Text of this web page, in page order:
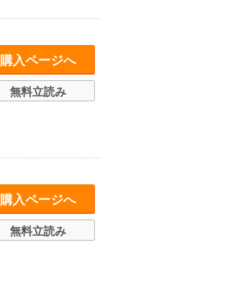
購入ページへ
無料立読み
購入ページへ
無料立読み